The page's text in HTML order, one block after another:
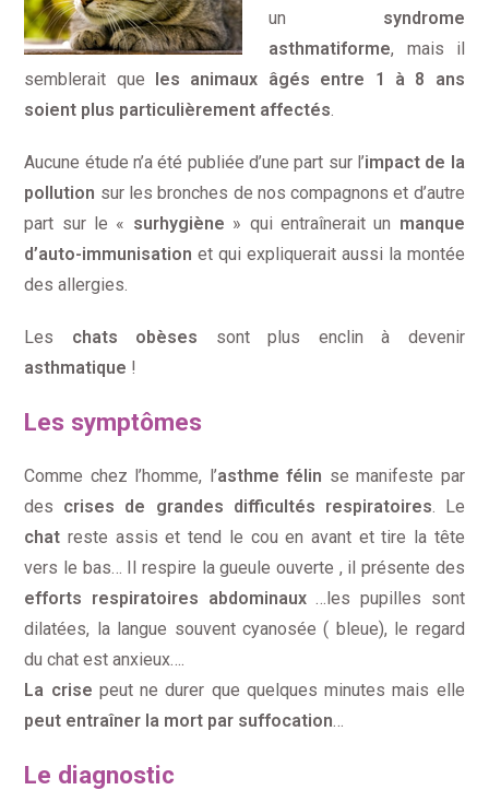
un syndrome
asthmatiforme, mais il
semblerait que les animaux âgés entre 1 à 8 ans
soient plus particulièrement affectés.
Aucune étude n’a été publiée d’une part sur l’impact de la
pollution sur les bronches de nos compagnons et d’autre
part sur le « surhygiène » qui entraînerait un manque
d’auto-immunisation et qui expliquerait aussi la montée
des allergies.
Les chats obèses sont plus enclin à devenir
asthmatique !
Les symptômes
Comme chez l’homme, l’asthme félin se manifeste par
des crises de grandes difficultés respiratoires. Le
chat reste assis et tend le cou en avant et tire la tête
vers le bas… Il respire la gueule ouverte , il présente des
efforts respiratoires abdominaux…les pupilles sont
dilatées, la langue souvent cyanosée ( bleue), le regard
du chat est anxieux….
La crise peut ne durer que quelques minutes mais elle
peut entraîner la mort par suffocation…
Le diagnostic